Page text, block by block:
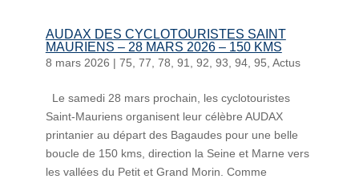
AUDAX DES CYCLOTOURISTES SAINT
MAURIENS – 28 MARS 2026 – 150 KMS
8 mars 2026 | 75 77 78 91 92 93 94, 95 Actus
Le samedi 28 mars prochain, les cyclotouristes
Saint-Mauriens organisent leur célèbre AUDAX
printanier au départ des Bagaudes pour une belle
boucle de 150 kms, direction la Seine et Marne vers
les vallées du Petit et Grand Morin. Comme